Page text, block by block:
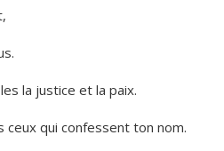
la justice et la paix.
ceux qui confessent ton nom.